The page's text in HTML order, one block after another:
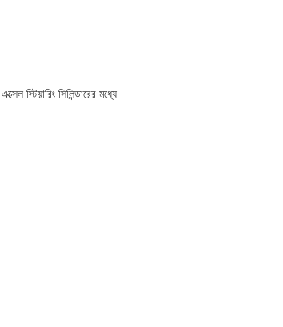
স্টিয়ারিং সিলিন্ডারের মধ্যে